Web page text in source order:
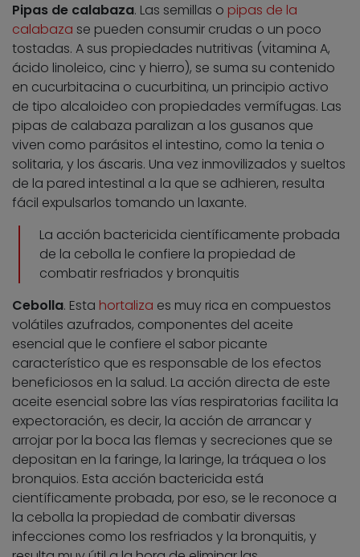
Pipas de calabaza. Las semillas o pipas de la
calabaza se pueden consumir crudas o un poco
tostadas. A sus propiedades nutritivas (vitamina A,
ácido linoleico, cinc y hierro), se suma su contenido
en cucurbitacina o cucurbitina, un principio activo
de tipo alcaloideo con propiedades vermífugas. Las
pipas de calabaza paralizan a los gusanos que
viven como parásitos el intestino, como la tenia o
solitaria, y los áscaris. Una vez inmovilizados y sueltos
de la pared intestinal a la que se adhieren, resulta
fácil expulsarlos tomando un laxante.
La acción bactericida científicamente probada
de la cebolla le confiere la propiedad de
combatir resfriados y bronquitis
Cebolla. Esta hortaliza es muy rica en compuestos
volátiles azufrados, componentes del aceite
esencial que le confiere el sabor picante
característico que es responsable de los efectos
beneficiosos en la salud. La acción directa de este
aceite esencial sobre las vías respiratorias facilita la
expectoración, es decir, la acción de arrancar y
arrojar por la boca las flemas y secreciones que se
depositan en la faringe, la laringe, la tráquea o los
bronquios. Esta acción bactericida está
científicamente probada, por eso, se le reconoce a
la cebolla la propiedad de combatir diversas
infecciones como los resfriados y la bronquitis, y